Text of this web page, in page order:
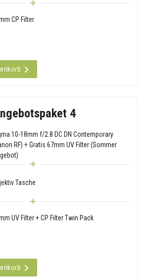
CP Filter
4
10-18mm f/2.8 DC DN Contemporary
RF) + Gratis 67mm UV Filter (Sommer
Tasche
UV Filter + CP Filter Twin Pack